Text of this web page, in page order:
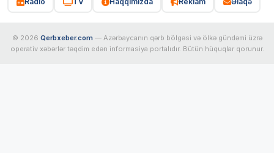
© 2026 Qerbxeber.com — Azərbaycanın qərb bölgəsi və ölkə gündəmi üzrə
operativ xəbərlər təqdim edən informasiya portalıdır. Bütün hüquqlar qorunur.